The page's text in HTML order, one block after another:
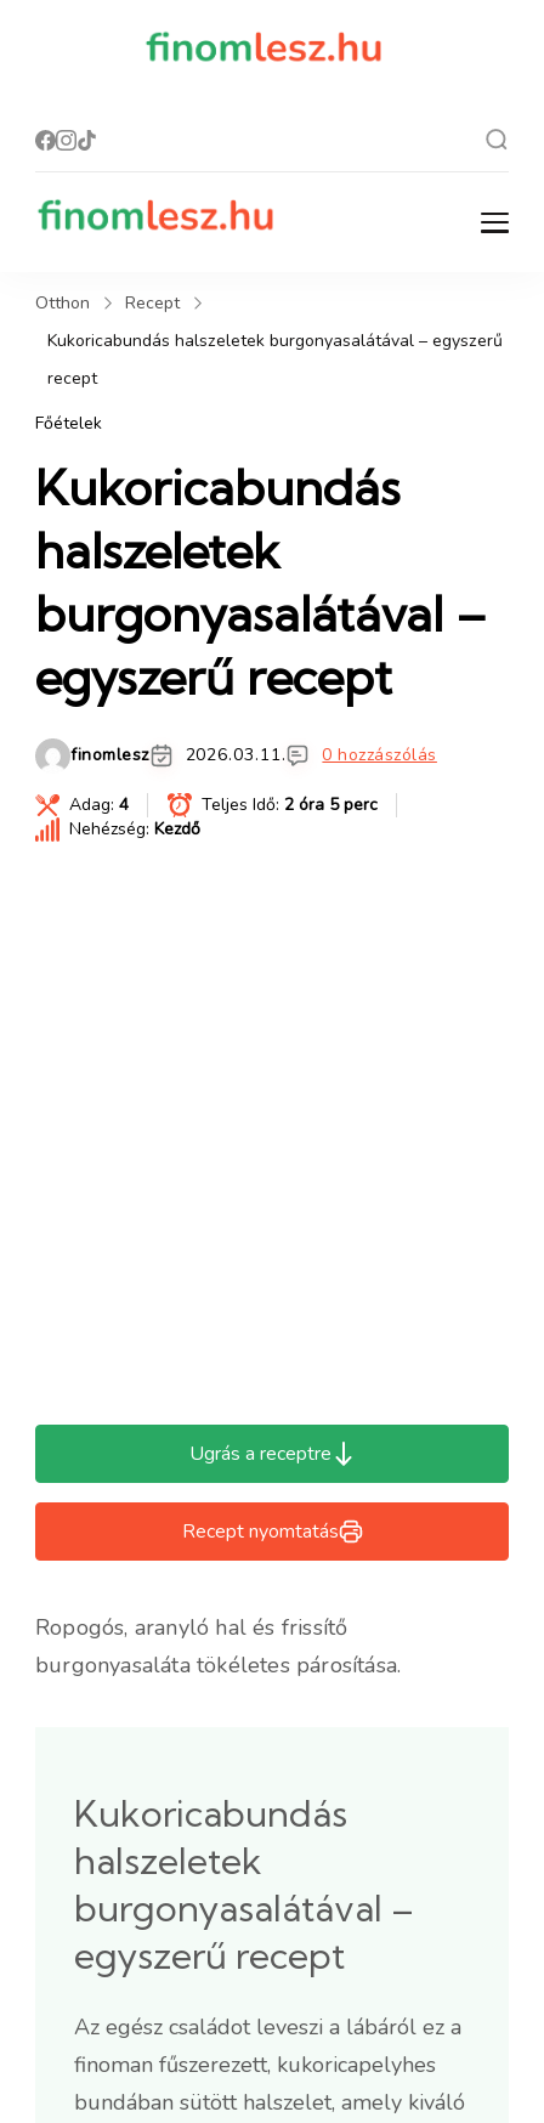
finomlesz.hu
Recept, ami finom lesz.
Otthon
Recept
Kukoricabundás halszeletek burgonyasalátával – egyszerű
recept
Főételek
Kukoricabundás
halszeletek
burgonyasalátával –
egyszerű recept
finomlesz 2026.03.11. 0 hozzászólás
Adag: 4 Teljes Idő: 2 óra 5 perc
Nehézség: Kezdő
Ugrás a receptre
Recept nyomtatás
Ropogós, aranyló hal és frissítő
burgonyasaláta tökéletes párosítása.
Kukoricabundás
halszeletek
burgonyasalátával –
egyszerű recept
Az egész családot leveszi a lábáról ez a
finoman fűszerezett, kukoricapelyhes
bundában sütött halszelet, amely kiváló